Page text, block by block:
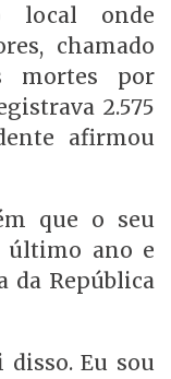
local onde
chamado
mortes por
2.575
afirmou
que o seu
último ano e
da República
Eu sou